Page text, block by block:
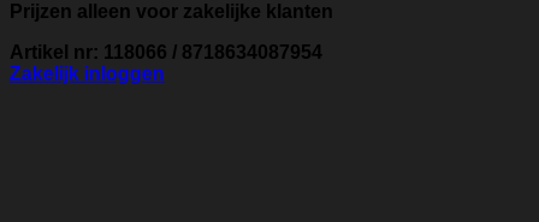
Prijzen alleen voor zakelijke klanten
Artikel nr: 118066 / 8718634087954
Zakelijk inloggen